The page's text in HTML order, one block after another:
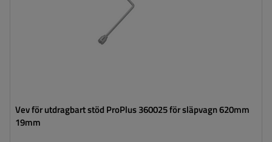
Vev för utdragbart stöd ProPlus 360025 för släpvagn 620mm
19mm